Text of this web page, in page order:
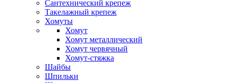
Сантехнический крепеж
Такелажный крепеж
Хомуты
Хомут
Хомут металлический
Хомут червячный
Хомут-стяжка
Шайбы
Шпильки